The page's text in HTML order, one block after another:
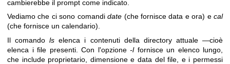
cambierebbe il prompt come indicato.
Vediamo che ci sono comandidate (che fornisce data e ora) ecal
(che fornisce un calendario).
Il comandols elenca i contenuti della directory attuale —cioè
elenca i file presenti. Con l'opzione -lfornisce un elenco lungo,
che include proprietario, dimensione e data del file, e i permessi